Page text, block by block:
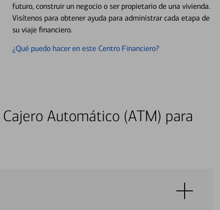
futuro, construir un negocio o ser propietario de una vivienda.
Visítenos para obtener ayuda para administrar cada etapa de
su viaje financiero.
¿Qué puedo hacer en este Centro Financiero?
Automático (ATM) para